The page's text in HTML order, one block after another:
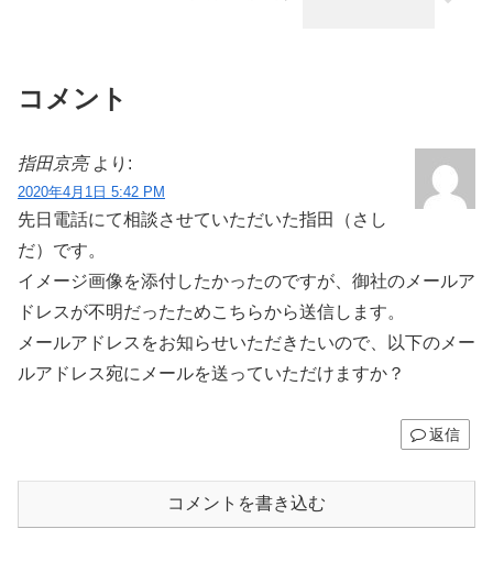
コメント
指田京亮 より:
2020年4月1日 5:42 PM
先日電話にて相談させていただいた指田（さし
だ）です。
イメージ画像を添付したかったのですが、御社のメールア
ドレスが不明だったためこちらから送信します。
メールアドレスをお知らせいただきたいので、以下のメー
ルアドレス宛にメールを送っていただけますか？
返信
コメントを書き込む